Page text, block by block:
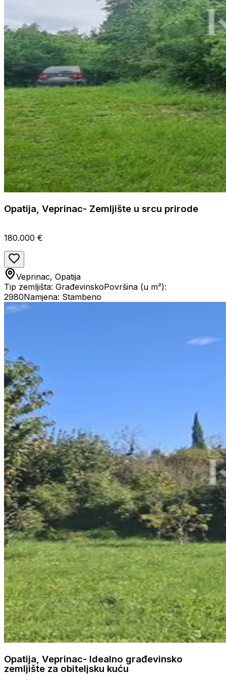
Opatija, Veprinac- Zemljište u srcu prirode
180.000 €
Veprinac, Opatija
Tip zemljišta: GrađevinskoPovršina (u m²):
2980Namjena: Stambeno
Opatija, Veprinac- Idealno građevinsko
zemljište za obiteljsku kuću